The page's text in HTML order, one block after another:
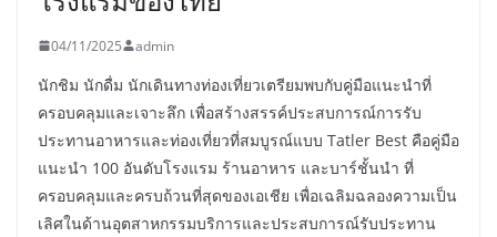
04/11/2025 admin
นักชิม นักดื่ม นักเดินทางท่องเที่ยวเตรียมพบกับคู่มือแนะนำที่
ครอบคลุมและเจาะลึก เพื่อสร้างสรรค์ประสบการณ์การรับ
ประทานอาหารและท่องเที่ยวที่สมบูรณ์แบบ Tatler Best คือคู่มือ
แนะนำ 100 อันดับโรงแรม ร้านอาหาร และบาร์ชั้นนำ ที่
ครอบคลุมและครบถ้วนที่สุดของเอเชีย เพื่อเฉลิมฉลองความเป็น
เลิศในด้านอุตสาหกรรมบริการและประสบการณ์รับประทาน